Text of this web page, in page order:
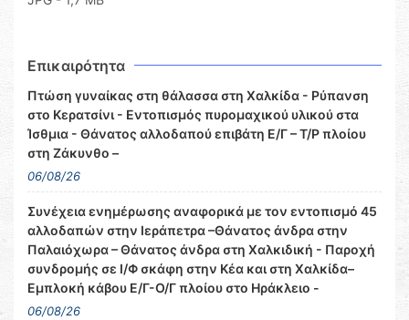
Επικαιρότητα
Πτώση γυναίκας στη θάλασσα στη Χαλκίδα - Ρύπανση
στο Κερατσίνι - Εντοπισμός πυρομαχικού υλικού στα
Ίσθμια - Θάνατος αλλοδαπού επιβάτη Ε/Γ – Τ/Ρ πλοίου
στη Ζάκυνθο –
06/08/26
Συνέχεια ενημέρωσης αναφορικά με τον εντοπισμό 45
αλλοδαπών στην Ιεράπετρα –Θάνατος άνδρα στην
Παλαιόχωρα – Θάνατος άνδρα στη Χαλκιδική - Παροχή
συνδρομής σε Ι/Φ σκάφη στην Κέα και στη Χαλκίδα–
Εμπλοκή κάβου Ε/Γ-Ο/Γ πλοίου στο Ηράκλειο -
06/08/26